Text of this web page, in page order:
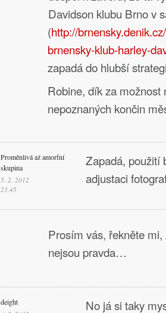
Davidson klubu Brno v
(http://
brnensky-klub-harley-
zapadá do hlubší
Robine, dík za možnost
nepoznaných končin
Proměnlivá až amorfní
skupina
5. 2. 2012
23.45
Zapadá, použití
adjustaci
Prosím vás, řekněte
nejsou pravda…
deight
No já si taky